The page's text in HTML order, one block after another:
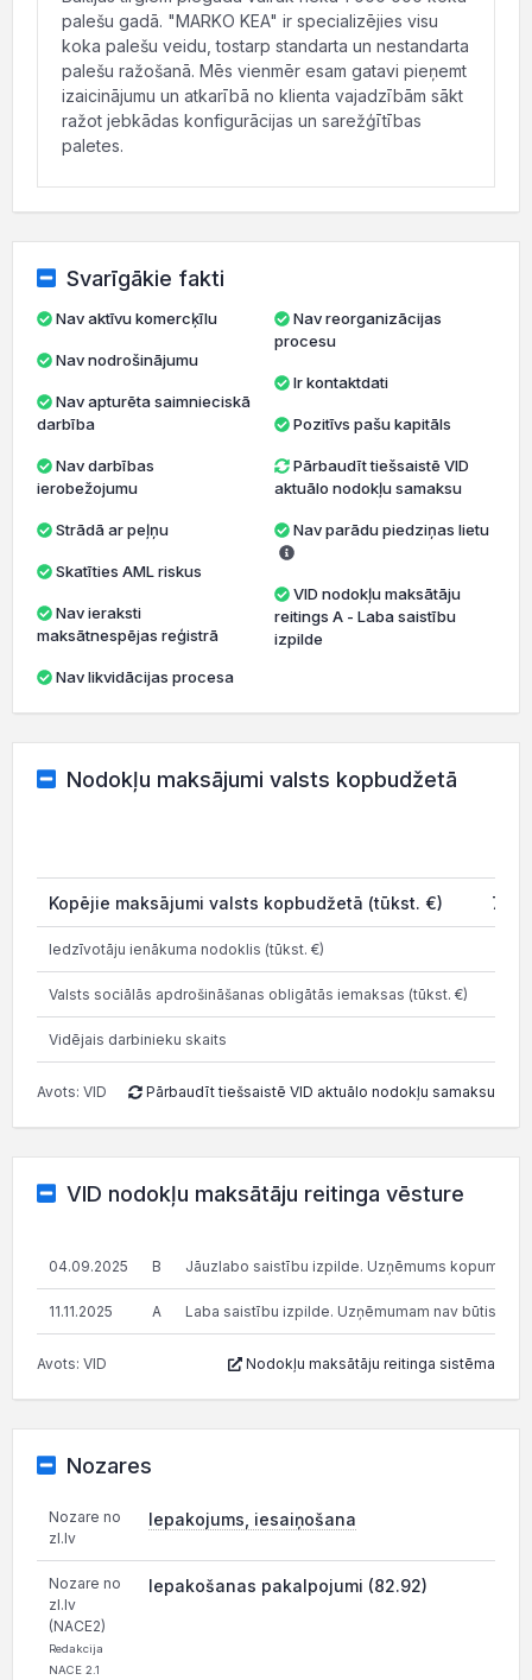
palešu gadā. "MARKO KEA" ir specializējies visu
koka palešu veidu, tostarp standarta un nestandarta
palešu ražošanā. Mēs vienmēr esam gatavi pieņemt
izaicinājumu un atkarībā no klienta vajadzībām sākt
ražot jebkādas konfigurācijas un sarežģītības
paletes.
Svarīgākie fakti
Nav aktīvu komercķīlu
Nav nodrošinājumu
darbība
ierobežojumu
Strādā ar peļņu
Skatīties AML riskus
maksātnespējas reģistrā
Nav likvidācijas procesa
Nav reorganizācijas
procesu
Ir kontaktdati
Pozitīvs pašu kapitāls
Pārbaudīt tiešsaistē VID
aktuālo nodokļu samaksu
Nav parādu piedziņas lietu
VID nodokļu maksātāju
reitings A - Laba saistību
izpilde
Nodokļu maksājumi valsts kopbudžetā
Kopējie maksājumi valsts kopbudžetā (tūkst. €) 7
Iedzīvotāju ienākuma nodoklis (tūkst. €)
Valsts sociālās apdrošināšanas obligātās iemaksas (tūkst. €)
Vidējais darbinieku skaits
Avots: VID Pārbaudīt tiešsaistē VID aktuālo nodokļu samaksu
VID nodokļu maksātāju reitinga vēsture
04.09.2025 B Jāuzlabo saistību izpilde. Uzņēmums kopumā
11.11.2025 A Laba saistību izpilde. Uzņēmumam nav būtisku
Avots: VID Nodokļu maksātāju reitinga sistēma
Nozares
Nozare no
zl.lv
Iepakojums, iesaiņošana
Nozare no
zl.lv
(NACE2)
Redakcija
NACE 2.1
Iepakošanas pakalpojumi (82.92)